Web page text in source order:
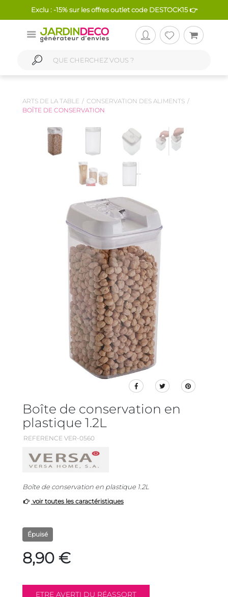
Exclu : -15% sur les offres outlet code DESTOCK15 👉
ARTS DE LA TABLE
CONSERVATION DES ALIMENTS
BOÎTE DE CONSERVATION
Boîte de conservation en
plastique 1.2L
REFERENCE VER-0560
Boîte de conservation en plastique 1.2L
voir toutes les caractéristiques
Épuisé
8,90 €